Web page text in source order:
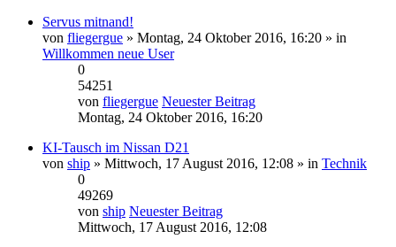
Servus mitnand!
von fliegergue » Montag, 24 Oktober 2016, 16:20 » in
Willkommen neue User
0
54251
von fliegergue Neuester Beitrag
Montag, 24 Oktober 2016, 16:20
KI-Tausch im Nissan D21
von ship » Mittwoch, 17 August 2016, 12:08 » in Technik
0
49269
von ship Neuester Beitrag
Mittwoch, 17 August 2016, 12:08